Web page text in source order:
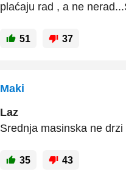
plaćaju rad , a ne
51 37
Maki
Laz
Srednja masinska ne
35 43